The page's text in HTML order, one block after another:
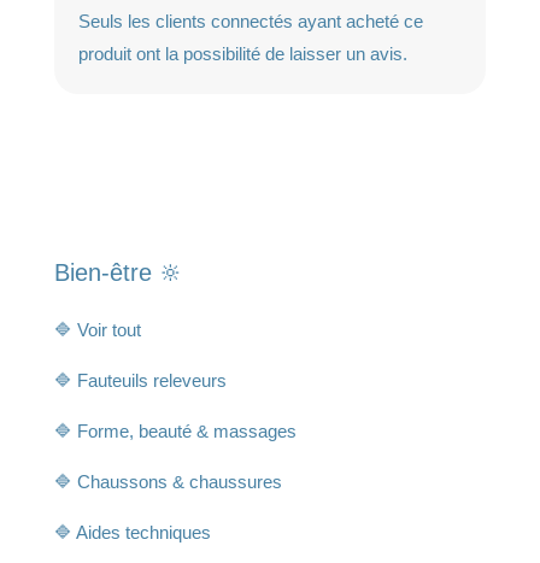
Seuls les clients connectés ayant acheté ce
produit ont la possibilité de laisser un avis.
Bien-être 🔆
🔷 Voir tout
🔷 Fauteuils releveurs
🔷 Forme, beauté & massages
🔷 Chaussons & chaussures
🔷 Aides techniques